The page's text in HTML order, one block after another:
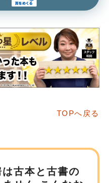
TOPへ戻る
は古本と古書の